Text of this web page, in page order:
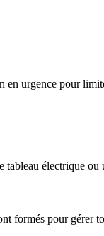
en urgence pour
tableau électrique ou
formés pour gérer